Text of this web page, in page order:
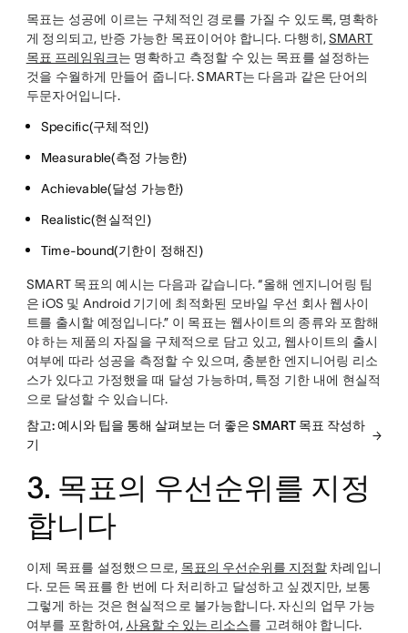
목표는 성공에 이르는 구체적인 경로를 가질 수 있도록, 명확하
게 정의되고, 반증 가능한 목표이어야 합니다. 다행히,SMART
목표 프레임워크는 명확하고 측정할 수 있는 목표를 설정하는
것을 수월하게 만들어 줍니다. SMART는 다음과 같은 단어의
두문자어입니다.
Specific(구체적인)
Measurable(측정 가능한)
Achievable(달성 가능한)
Realistic(현실적인)
Time-bound(기한이 정해진)
SMART 목표의 예시는 다음과 같습니다. “올해 엔지니어링 팀
은 iOS 및 Android 기기에 최적화된 모바일 우선 회사 웹사이
트를 출시할 예정입니다.” 이 목표는 웹사이트의 종류와 포함해
야 하는 제품의 자질을 구체적으로 담고 있고, 웹사이트의 출시
여부에 따라 성공을 측정할 수 있으며, 충분한 엔지니어링 리소
스가 있다고 가정했을 때 달성 가능하며, 특정 기한 내에 현실적
으로 달성할 수 있습니다.
참고: 예시와 팁을 통해 살펴보는 더 좋은 SMART 목표 작성하
기
3. 목표의 우선순위를 지정
합니다
이제 목표를 설정했으므로, 목표의 우선순위를 지정할차례입니
다. 모든 목표를 한 번에 다 처리하고 달성하고 싶겠지만, 보통
그렇게 하는 것은 현실적으로 불가능합니다. 자신의 업무 가능
여부를 포함하여,사용할 수 있는 리소스를 고려해야 합니다.